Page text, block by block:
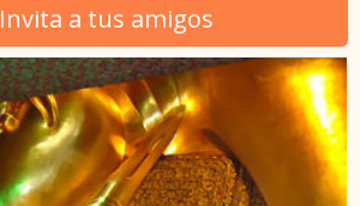
Invita a tus amigos